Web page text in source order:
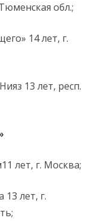
обл.;
14 лет, г.
13 лет, респ.
лет, г. Москва;
лет, г.